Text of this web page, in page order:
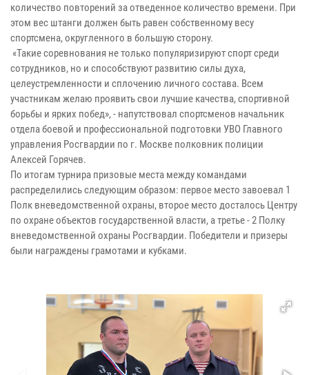
количество повторений за отведенное количество времени. При
этом вес штанги должен быть равен собственному весу
спортсмена, округленного в большую сторону.
«Такие соревнования не только популяризируют спорт среди
сотрудников, но и способствуют развитию силы духа,
целеустремленности и сплочению личного состава. Всем
участникам желаю проявить свои лучшие качества, спортивной
борьбы и ярких побед», - напутствовал спортсменов начальник
отдела боевой и профессиональной подготовки УВО Главного
управления Росгвардии по г. Москве полковник полиции
Алексей Горячев.
По итогам турнира призовые места между командами
распределились следующим образом: первое место завоевал 1
Полк вневедомственной охраны, второе место досталось Центру
по охране объектов государственной власти, а третье - 2 Полку
вневедомственной охраны Росгвардии. Победители и призеры
были награждены грамотами и кубками.